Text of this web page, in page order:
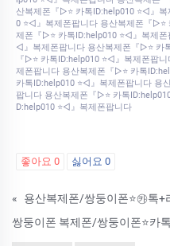
산복제폰『▷⭐ 카톡ID:help010 ⭐◁』
0 ⭐◁』복제폰팝니다 용산복제폰『
제폰『▷⭐ 카톡ID:help010 ⭐◁』복제
◁』복제폰팝니다 용산복제폰『▷⭐ 카
『▷⭐ 카톡ID:help010 ⭐◁』복제폰팝
제폰팝니다 용산복제폰『▷⭐ 카톡
카톡ID:help010 ⭐◁』복제폰팝니다 용
팝니다 용산복제폰『▷⭐ 카톡
D:help010 ⭐◁』복제폰팝니다
좋아요 0 싫어요 0
«